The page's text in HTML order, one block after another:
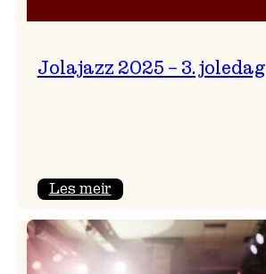
Jolajazz 2025 – 3. joledag
Les meir:
2025
–